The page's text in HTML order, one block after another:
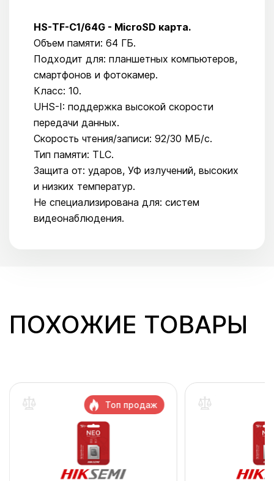
HS-TF-C1/64G - MicroSD карта.
Объем памяти: 64 ГБ.
Подходит для: планшетных компьютеров,
смартфонов и фотокамер.
Класс: 10.
UHS-I: поддержка высокой скорости
передачи данных.
Скорость чтения/записи: 92/30 МБ/с.
Тип памяти: TLC.
Защита от: ударов, УФ излучений, высоких
и низких температур.
Не специализирована для: систем
видеонаблюдения.
ПОХОЖИЕ ТОВАРЫ
Топ продаж